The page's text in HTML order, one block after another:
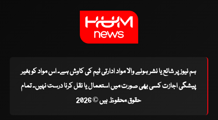
ہم نیوز پر شائع یا نشر ہونے والا مواد ادارتی ٹیم کی کاوش ہے۔ اس مواد کو بغیر
پیشگی اجازت کسی بھی صورت میں استعمال یا نقل کرنا درست نہیں۔ تمام
حقوق محفوظ ہیں © 2026